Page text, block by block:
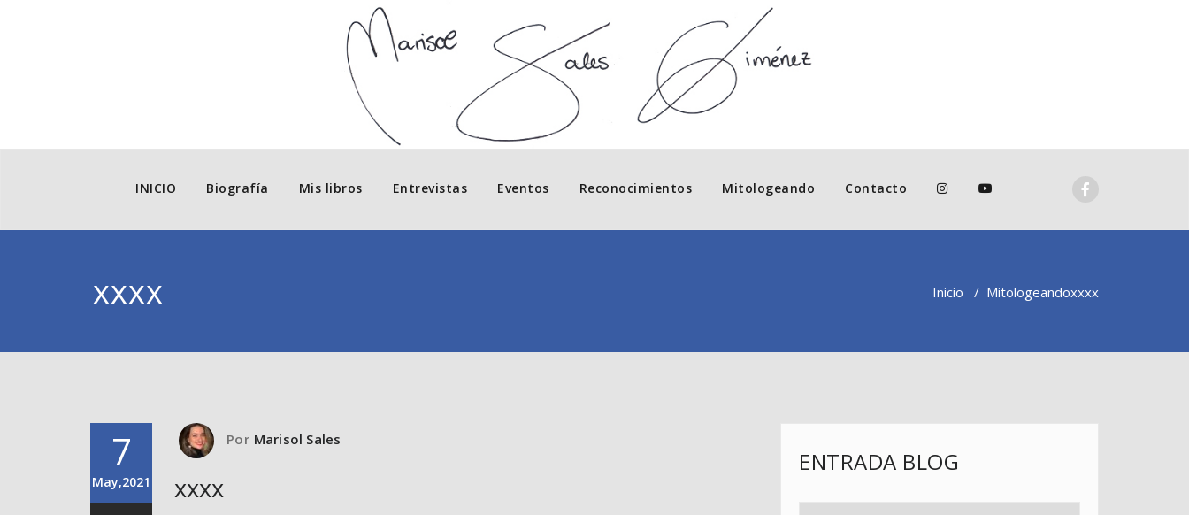
INICIO Biografía Mis libros Entrevistas Eventos Reconocimientos Mitologeando Contacto
xxxx Inicio / Mitologeandoxxxx
7
May,2021
Por Marisol Sales
xxxx
ENTRADA BLOG